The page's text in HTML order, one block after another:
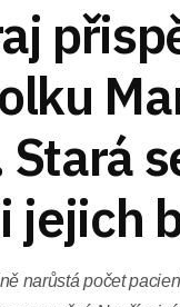
jejich
narůstá počet